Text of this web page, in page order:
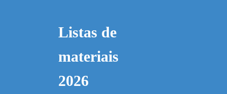
Listas de
materiais
2026